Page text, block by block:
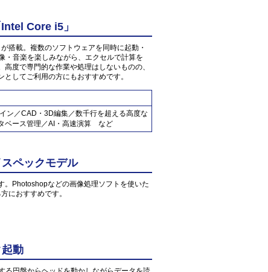
Core i5」
搭載。複数のソフトウェアを同時に起動・
・音楽を楽しみながら、エクセルで計算を
度で専門的な作業や処理はしないものの、
してご利用の方にもおすすめです。
ン／CAD・3D編集／数千行を超える高度な
ベース管理／AI・高速演算 など
ペックモデル
。Photoshopなどの画像処理ソフトを使いた
におすすめです。
起動